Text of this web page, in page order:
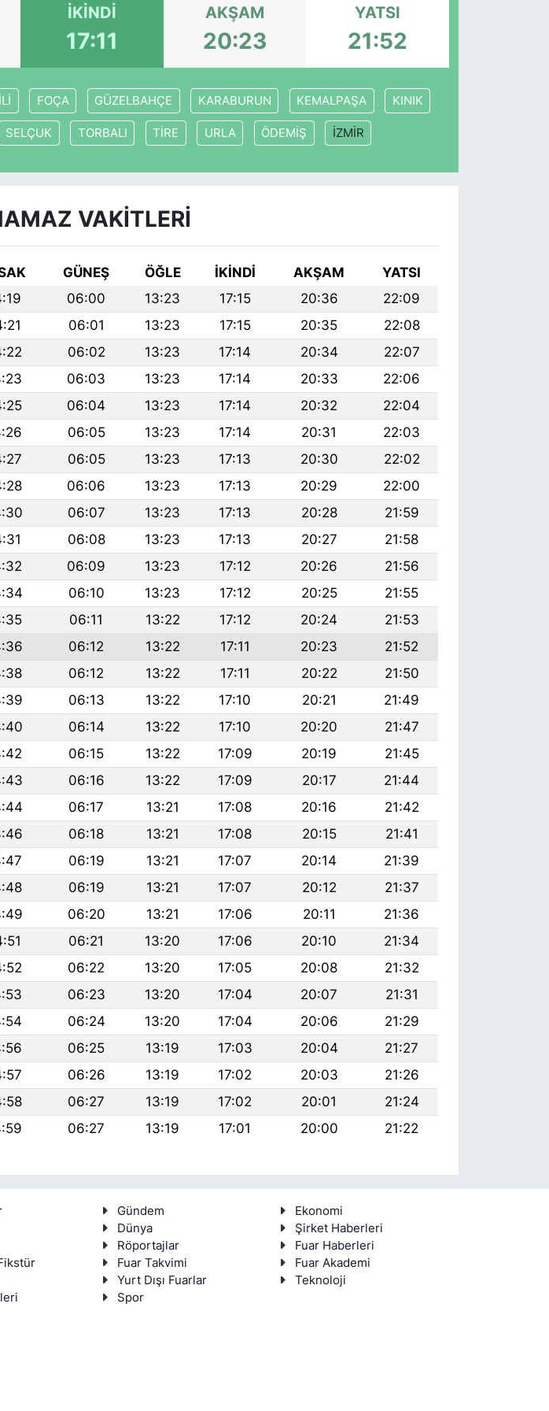
İKINDI
17:11
AKŞAM
20:23
YATSI
21:52
FOÇA GÜZELBAHÇE KARABURUN KEMALPAŞA KINIK
SELÇUK TORBALI TİRE URLA ÖDEMİŞ İZMİR
VAKITLERI
GÜNEŞ ÖĞLE İKINDI AKŞAM
YATSI
06:00 13:23 17:15 20:36
22:09
06:01 13:23 17:15 20:35
22:08
06:02 13:23 17:14 20:34
22:07
06:03 13:23 17:14 20:33
22:06
06:04 13:23 17:14 20:32
22:04
06:05 13:23 17:14 20:31
22:03
06:05 13:23 17:13 20:30
22:02
06:06 13:23 17:13 20:29
22:00
06:07 13:23 17:13 20:28
21:59
06:08 13:23 17:13 20:27
21:58
06:09 13:23 17:12 20:26
21:56
06:10 13:23 17:12 20:25
21:55
06:11 13:22 17:12 20:24
21:53
06:12 13:22 17:11 20:23
21:52
06:12 13:22 17:11 20:22
21:50
06:13 13:22 17:10 20:21
21:49
06:14 13:22 17:10 20:20
21:47
06:15 13:22 17:09 20:19
21:45
06:16 13:22 17:09 20:17
21:44
06:17 13:21 17:08 20:16
21:42
06:18 13:21 17:08 20:15
21:41
06:19 13:21 17:07 20:14
21:39
06:19 13:21 17:07 20:12
21:37
06:20 13:21 17:06 20:11
21:36
06:21 13:20 17:06 20:10
21:34
06:22 13:20 17:05 20:08
21:32
06:23 13:20 17:04 20:07
21:31
06:24 13:20 17:04 20:06
21:29
06:25 13:19 17:03 20:04
21:27
06:26 13:19 17:02 20:03
21:26
06:27 13:19 17:02 20:01
21:24
06:27 13:19 17:01 20:00 21:22
Gündem
Ekonomi
Dünya
Şirket Haberleri
Röportajlar
Fuar Haberleri
Fuar Takvimi
Fuar Akademi
Yurt Dışı Fuarlar
Teknoloji
Spor